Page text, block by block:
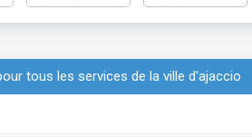
tous les services de la ville d'ajaccio